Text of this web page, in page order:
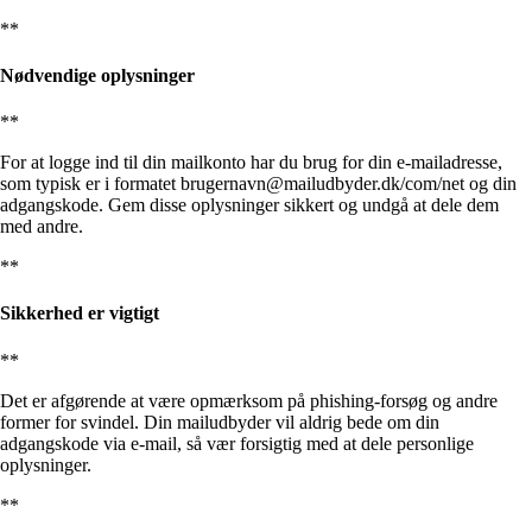
**
Nødvendige oplysninger
**
For at logge ind til din mailkonto har du brug for din e-mailadresse,
som typisk er i formatet brugernavn@mailudbyder.dk/com/net og din
adgangskode. Gem disse oplysninger sikkert og undgå at dele dem
med andre.
**
Sikkerhed er vigtigt
**
Det er afgørende at være opmærksom på phishing-forsøg og andre
former for svindel. Din mailudbyder vil aldrig bede om din
adgangskode via e-mail, så vær forsigtig med at dele personlige
oplysninger.
**